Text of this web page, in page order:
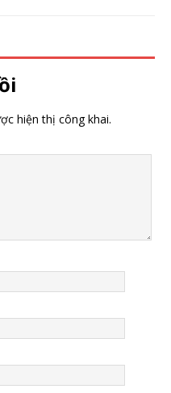
hiện thị công khai.